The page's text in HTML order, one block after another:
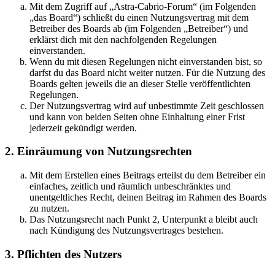
Mit dem Zugriff auf „Astra-Cabrio-Forum“ (im Folgenden
„das Board“) schließt du einen Nutzungsvertrag mit dem
Betreiber des Boards ab (im Folgenden „Betreiber“) und
erklärst dich mit den nachfolgenden Regelungen
einverstanden.
Wenn du mit diesen Regelungen nicht einverstanden bist, so
darfst du das Board nicht weiter nutzen. Für die Nutzung des
Boards gelten jeweils die an dieser Stelle veröffentlichten
Regelungen.
Der Nutzungsvertrag wird auf unbestimmte Zeit geschlossen
und kann von beiden Seiten ohne Einhaltung einer Frist
jederzeit gekündigt werden.
2. Einräumung von Nutzungsrechten
Mit dem Erstellen eines Beitrags erteilst du dem Betreiber ein
einfaches, zeitlich und räumlich unbeschränktes und
unentgeltliches Recht, deinen Beitrag im Rahmen des Boards
zu nutzen.
Das Nutzungsrecht nach Punkt 2, Unterpunkt a bleibt auch
nach Kündigung des Nutzungsvertrages bestehen.
3. Pflichten des Nutzers